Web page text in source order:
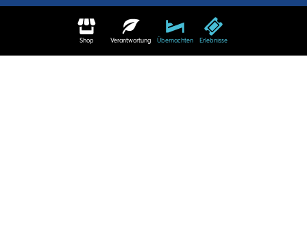
Shop Verantwortung Übernachten Erlebnisse